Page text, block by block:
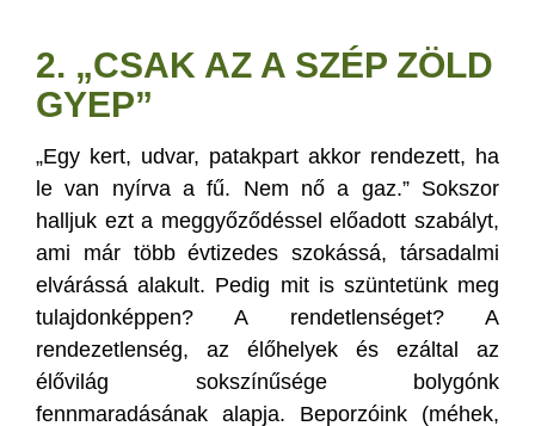
2. „CSAK AZ A SZÉP ZÖLD
GYEP”
„Egy kert, udvar, patakpart akkor rendezett, ha
le van nyírva a fű. Nem nő a gaz.” Sokszor
halljuk ezt a meggyőződéssel előadott szabályt,
ami már több évtizedes szokássá, társadalmi
elvárássá alakult. Pedig mit is szüntetünk meg
tulajdonképpen? A rendetlenséget? A
rendezetlenség, az élőhelyek és ezáltal az
élővilág sokszínűsége bolygónk
fennmaradásának alapja. Beporzóink (méhek,